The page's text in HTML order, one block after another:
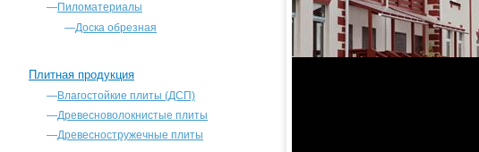
—Пиломатериалы
—Доска обрезная
Плитная продукция
—Влагостойкие плиты (ДСП)
—Древесноволокнистые плиты
—Древесностружечные плиты